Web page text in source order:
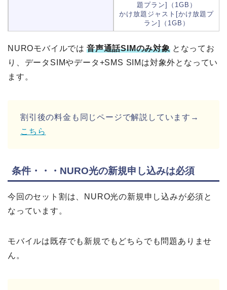
題プラン]（1GB）
かけ放題ジャスト[かけ放題プ
ラン]（1GB）
NUROモバイルでは 音声通話SIMのみ対象 となってお
り、データSIMやデータ+SMS SIMは対象外となってい
ます。
割引後の料金も同じページで解説しています→
こちら
条件・・・NURO光の新規申し込みは必須
今回のセット割は、NURO光の新規申し込みが必須と
なっています。
モバイルは既存でも新規でもどちらでも問題ありませ
ん。